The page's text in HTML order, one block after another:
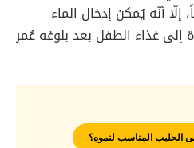
أنّه يُمكن إدخال الماء
إلى غذاء الطفل بعد بلوغه عُمر
المناسب لنموه؟